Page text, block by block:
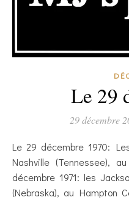
Le 29
29 décembre
Le 29 décembre 1970: Les Jackson 5 sont en concert à
Nashville (Tennessee),
décembre 1971: les
(Nebraska), au Hampton